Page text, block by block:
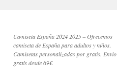
Camiseta España 2024 2025 – Ofrecemos
camiseta de España para adultos y niños.
Camisetas personalizadas por gratis. Envío
gratis desde 69€.